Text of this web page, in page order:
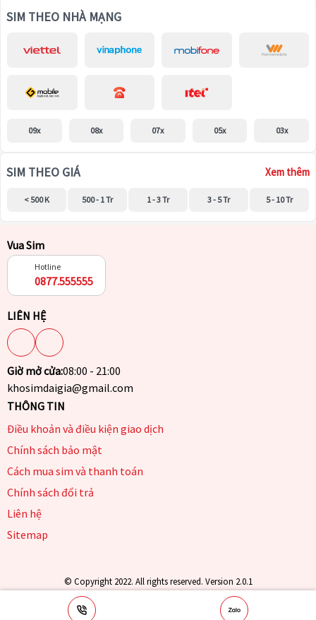
SIM THEO NHÀ MẠNG
09x 08x 07x 05x 03x
SIM THEO GIÁ Xem thêm
< 500 K 500 - 1 Tr 1 - 3 Tr 3 - 5 Tr 5 - 10 Tr
Vua Sim
Hotline
0877.555555
LIÊN HỆ
Giờ mở cửa:08:00 - 21:00
khosimdaigia@gmail.com
THÔNG TIN
Điều khoản và điều kiện giao dịch
Chính sách bảo mật
Cách mua sim và thanh toán
Chính sách đổi trả
Liên hệ
Sitemap
© Copyright 2022. All rights reserved. Version 2.0.1